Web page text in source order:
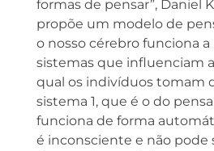
formas de pensar”, Daniel
propõe um modelo de
o nosso cérebro funciona
sistemas que influenciam
qual os indivíduos tomam
sistema 1, que é o do
funciona de forma
é inconsciente e não pode